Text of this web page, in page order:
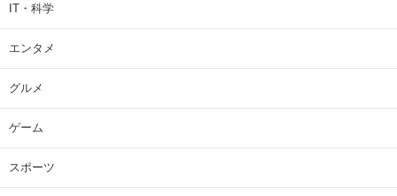
IT・科学
エンタメ
グルメ
ゲーム
スポーツ